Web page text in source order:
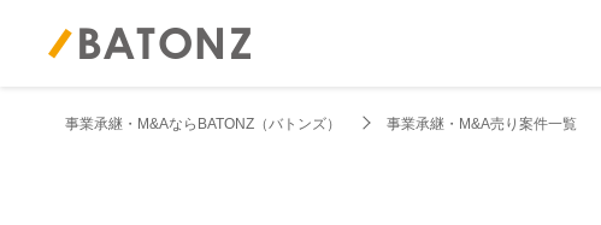
事業承継・M&AならBATONZ（バトンズ） 事業承継・M&A売り案件一覧